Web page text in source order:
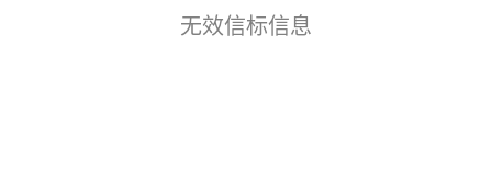
无效信标信息